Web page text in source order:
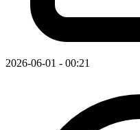
2026-06-01 - 00:21